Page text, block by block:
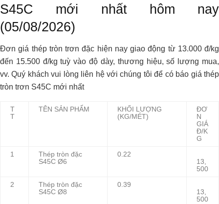
S45C mới nhất hôm nay
(05/08/2026)
Đơn giá thép tròn trơn đặc hiện nay giao động từ 13.000 đ/kg
đến 15.500 đ/kg tuỳ vào độ dày, thương hiệu, số lượng mua,
vv. Quý khách vui lòng liên hệ với chúng tôi để có báo giá thép
tròn trơn S45C mới nhất
T
T
TÊN SẢN PHẨM
KHỐI LƯỢNG
(KG/MÉT)
ĐƠ
N
GIÁ
Đ/K
G
1
Thép tròn đặc
S45C Ø6
0.22
13,
500
2
Thép tròn đặc
S45C Ø8
0.39
13,
500